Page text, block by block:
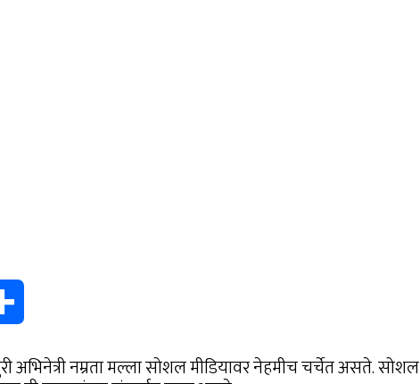
अभिनेत्री नम्रता मल्ला सोशल मीडियावर नेहमीच चर्चेत असते. सोशल